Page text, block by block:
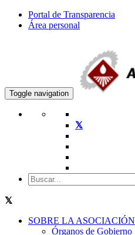
Portal de Transparencia
Área personal
Toggle navigation
SOBRE LA ASOCIACIÓN
Órganos de Gobierno